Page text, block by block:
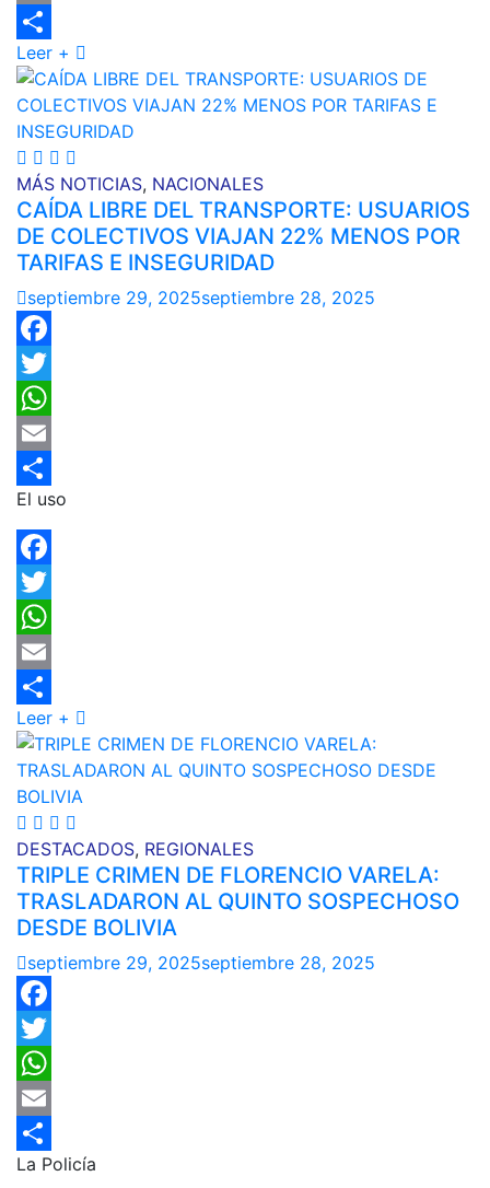
Email
Compartir
Leer +
MÁS NOTICIAS, NACIONALES
CAÍDA LIBRE DEL TRANSPORTE: USUARIOS
DE COLECTIVOS VIAJAN 22% MENOS POR
TARIFAS E INSEGURIDAD
septiembre 29, 2025septiembre 28, 2025
Facebook
Twitter
WhatsApp
Email
Compartir
El uso
Facebook
Twitter
WhatsApp
Email
Compartir
Leer +
DESTACADOS, REGIONALES
TRIPLE CRIMEN DE FLORENCIO VARELA:
TRASLADARON AL QUINTO SOSPECHOSO
DESDE BOLIVIA
septiembre 29, 2025septiembre 28, 2025
Facebook
Twitter
WhatsApp
Email
Compartir
La Policía